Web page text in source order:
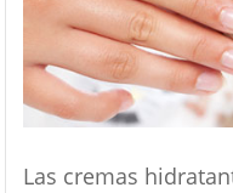
Las cremas